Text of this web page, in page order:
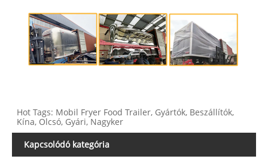
Hot Tags: Mobil Fryer Food Trailer, Gyártók, Beszállítók,
Kína, Olcsó, Gyári, Nagyker
Kapcsolódó kategória